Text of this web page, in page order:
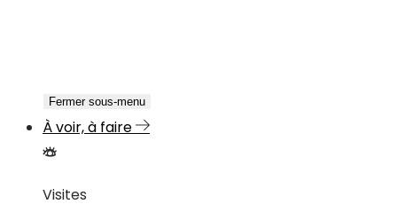
Fermer sous-menu
À voir, à faire
Visites